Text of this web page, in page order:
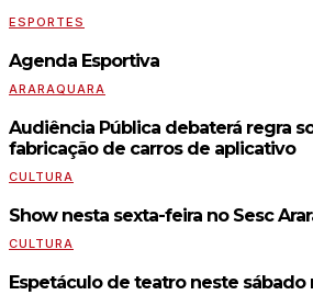
ESPORTES
Agenda Esportiva
ARARAQUARA
Audiência Pública debaterá regra
fabricação de carros de aplicativo
CULTURA
Show nesta sexta-feira no Sesc
CULTURA
Espetáculo de teatro neste sábado